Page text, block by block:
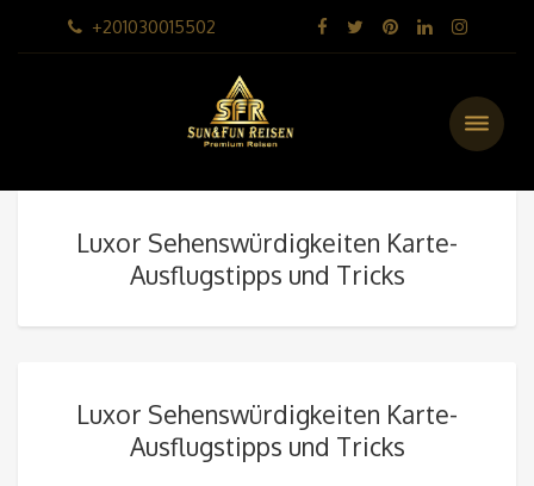
+201030015502
Luxor Sehenswürdigkeiten Karte-
Ausflugstipps und Tricks
Luxor Sehenswürdigkeiten Karte-
Ausflugstipps und Tricks